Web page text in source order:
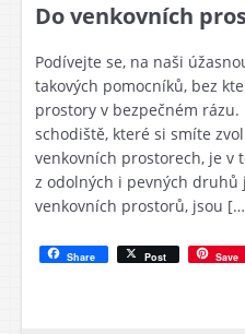
Do venkovních
Podívejte se, na naši
takových pomocníků, bez
prostory v bezpečném
schodiště, které si smíte
venkovních prostorech, je v
z odolných i pevných druhů
venkovních prostorů, jsou
Share Post Save